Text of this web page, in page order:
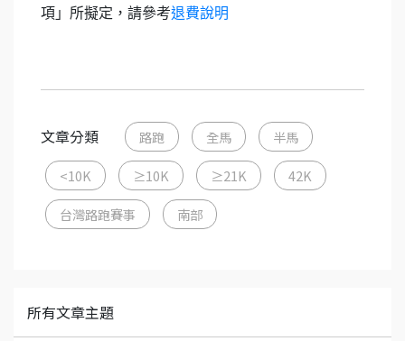
項」所擬定，請參考退費說明
文章分類 路跑 全馬 半馬
<10K ≥10K ≥21K 42K
台灣路跑賽事 南部
所有文章主題